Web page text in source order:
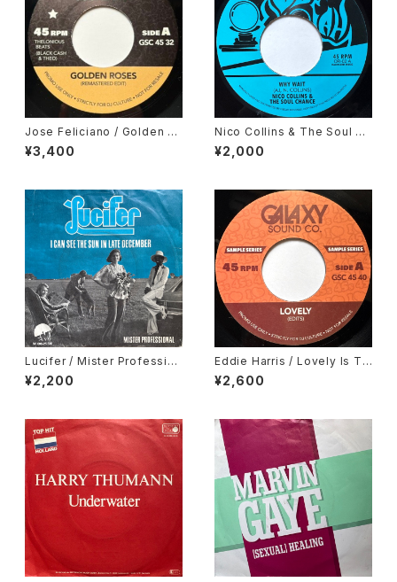
Jose Feliciano / Golden La
dy, Gene Harris / Losalamit
oslatinfunklovesong
¥3,400
Nico Collins & The Soul Ch
ance / Why Wait
¥2,000
Lucifer / Mister Profession
al, I Can See The Sun In La
te December
¥2,200
Eddie Harris / Lovely Is To
day, Deodato / September
13
¥2,600